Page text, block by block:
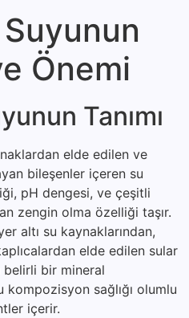
Önemi
Tanımı
elde edilen ve
bileşenler içeren su
pH dengesi, ve çeşitli
zengin olma özelliği taşır.
altı su kaynaklarından,
elde edilen sular
belirli bir mineral
sağlığı olumlu
içerir.